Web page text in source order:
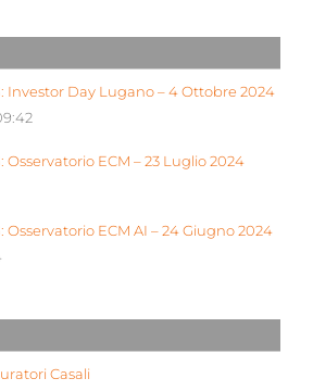
Investor Day Lugano – 4 Ottobre 2024
Osservatorio ECM – 23 Luglio 2024
Osservatorio ECM AI – 24 Giugno 2024
Casali